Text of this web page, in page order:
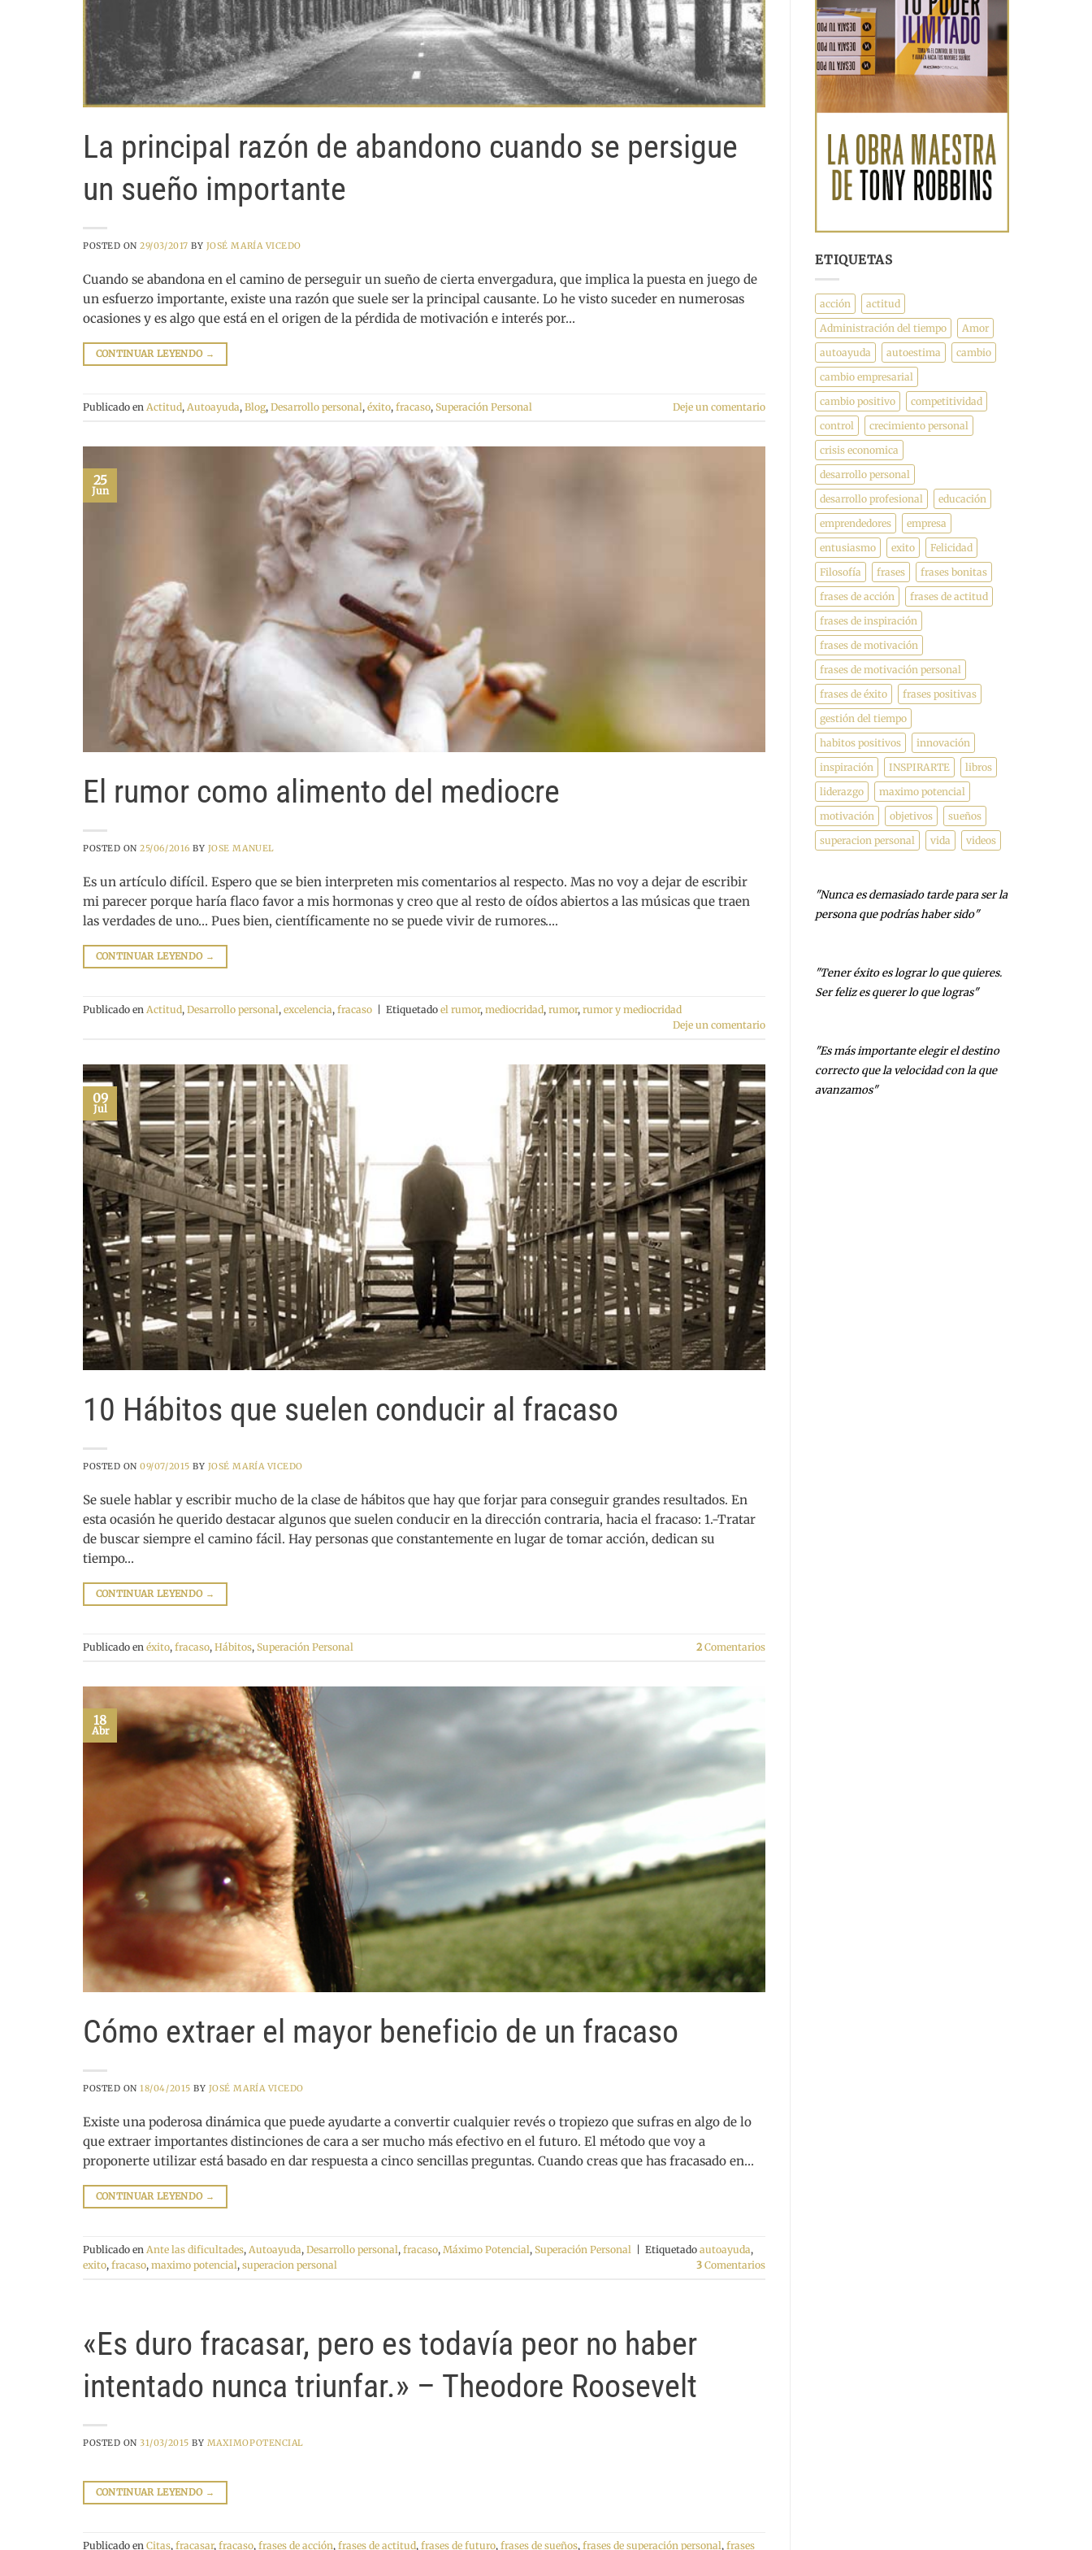
La principal razón de abandono cuando se persigue
un sueño importante
POSTED ON29/03/2017 BY JOSÉ MARÍA VICEDO
Cuando se abandona en el camino de perseguir un sueño de cierta envergadura, que implica la puesta en juego de
un esfuerzo importante, existe una razón que suele ser la principal causante. Lo he visto suceder en numerosas
ocasiones y es algo que está en el origen de la pérdida de motivación e interés por…
CONTINUAR LEYENDO →
Publicado en Actitud , Autoayuda, Blog, Desarrollo personal , éxito, fracaso, Superación Personal Deje un comentario
25
Jun
El rumor como alimento del mediocre
POSTED ON25/06/2016 BY JOSE MANUEL
Es un artículo difícil. Espero que se bien interpreten mis comentarios al respecto. Mas no voy a dejar de escribir
mi parecer porque haría flaco favor a mis hormonas y creo que al resto de oídos abiertos a las músicas que traen
las verdades de uno… Pues bien, científicamente no se puede vivir de rumores….
CONTINUAR LEYENDO →
Publicado en Actitud, Desarrollo personal, excelencia, fracaso Etiquetado el rumor, mediocridad, rumor, rumor y mediocridad
Deje un comentario
09
Jul
10 Hábitos que suelen conducir al fracaso
POSTED ON09/07/2015 BY JOSÉ MARÍA VICEDO
Se suele hablar y escribir mucho de la clase de hábitos que hay que forjar para conseguir grandes resultados. En
esta ocasión he querido destacar algunos que suelen conducir en la dirección contraria, hacia el fracaso: 1.-Tratar
de buscar siempre el camino fácil. Hay personas que constantemente en lugar de tomar acción, dedican su
tiempo…
CONTINUAR LEYENDO →
Publicado en éxito, fracaso, Hábitos, Superación Personal 2 Comentarios
18
Abr
Cómo extraer el mayor beneficio de un fracaso
POSTED ON18/04/2015 BY JOSÉ MARÍA VICEDO
Existe una poderosa dinámica que puede ayudarte a convertir cualquier revés o tropiezo que sufras en algo de lo
que extraer importantes distinciones de cara a ser mucho más efectivo en el futuro. El método que voy a
proponerte utilizar está basado en dar respuesta a cinco sencillas preguntas. Cuando creas que has fracasado en…
CONTINUAR LEYENDO →
Publicado en Ante las dificultades, Autoayuda, Desarrollo personal, fracaso, Máximo Potencial, Superación Personal Etiquetado autoayuda,
exito, fracaso, maximo potencial, superacion personal 3 Comentarios
«Es duro fracasar, pero es todavía peor no haber
intentado nunca triunfar.» – Theodore Roosevelt
POSTED ON31/03/2015 BY MAXIMOPOTENCIAL
CONTINUAR LEYENDO →
Publicado en Citas, fracasar, fracaso, frases de acción, frases de actitud , frases de futuro, frases de sueños, frases de superación personal , frases
ETIQUETAS
acción
actitud
Administración del tiempo
Amor
autoayuda
autoestima
cambio
cambio empresarial
cambio positivo
competitividad
control
crecimiento personal
crisis economica
desarrollo personal
desarrollo profesional
educación
emprendedores
empresa
entusiasmo
exito
Felicidad
Filosofía
frases
frases bonitas
frases de acción
frases de actitud
frases de inspiración
frases de motivación
frases de motivación personal
frases de éxito
frases positivas
gestión del tiempo
habitos positivos
innovación
inspiración
INSPIRARTE
libros
liderazgo
maximo potencial
motivación
objetivos
sueños
superacion personal
vida videos
"Nunca es demasiado tarde para ser la
persona que podrías haber sido"
"Tener éxito es lograr lo que quieres.
Ser feliz es querer lo que logras"
"Es más importante elegir el destino
correcto que la velocidad con la que
avanzamos"